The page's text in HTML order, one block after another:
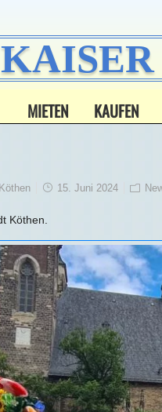
MIETEN KAUFEN
15. Juni 2024
Köthen.